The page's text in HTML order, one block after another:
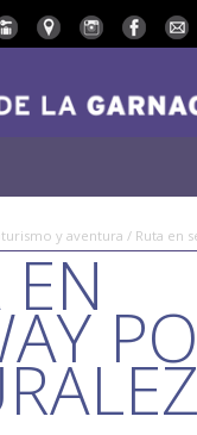
y aventura / Ruta en